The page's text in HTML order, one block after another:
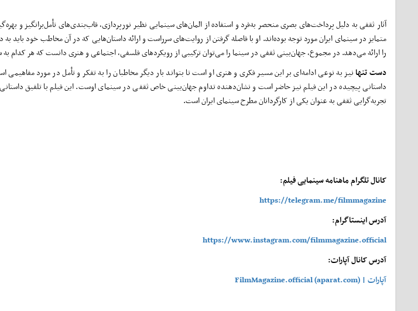
آثار ثقفی به دلیل پرداخت‌های بصری منحصر به‌فرد و استفاده از المان‌های سینمایی نظیر نورپردازی، قاب‌بندی‌های تأمل‌برانگیز و
متمایز در سینمای ایران مورد توجه بوده‌اند. او با فاصله گرفتن از روایت‌های سرراست و ارائه‌ داستان‌هایی که در آن مخاطب خود باید به
را ارائه می‌دهد. در مجموع، جهان‌بینی ثقفی در سینما را می‌توان ترکیبی از رویکردهای فلسفی، اجتماعی و هنری دانست که هر کدام به
دست تنهانیز به نوعی ادامه‌ای بر این مسیر فکری و هنری او است تا بتواند بار دیگر مخاطبان را به تفکر و تأمل در مورد
داستانی پیچیده در این فیلم نیز حاضر است و نشان‌دهنده تداوم جهان‌بینی خاص ثقفی در سینمای اوست. این فیلم با تلفیق داستانی
تجربه‌گرایی ثقفی به عنوان یکی از کارگردانان مطرح سینمای ایران است.
کانال تلگرام ماهنامه سینمایی فیلم:
https://telegram.me/filmmagazine
آدرس اینستاگرام:
https://www.instagram.com/filmmagazine.official
آدرس کانال آپارات:
آپارات | FilmMagazine.official (aparat.com)